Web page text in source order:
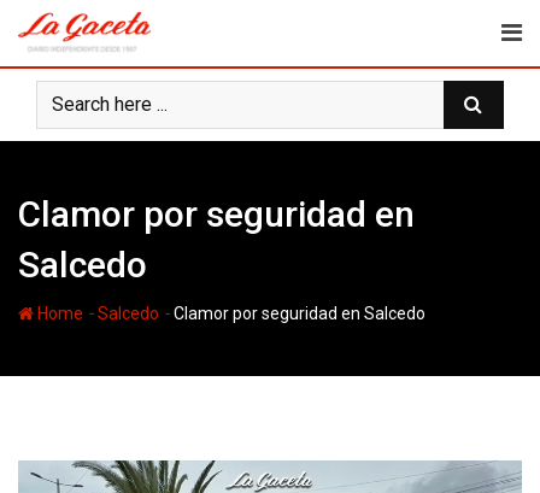
content
Clamor por seguridad en
Salcedo
Home -Salcedo -Clamor por seguridad en Salcedo